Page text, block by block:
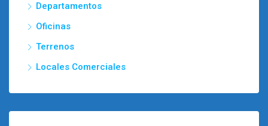
Departamentos
Oficinas
Terrenos
Locales Comerciales